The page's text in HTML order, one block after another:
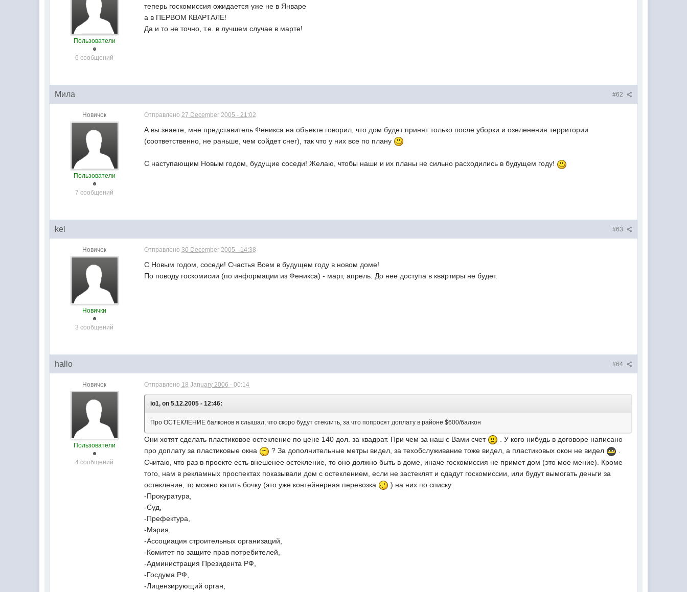
Пользователи
6 сообщений
теперь госкомиссия ожидается уже не в Январе
а в ПЕРВОМ КВАРТАЛЕ!
Да и то не точно, т.е. в лучшем случае в марте!
#62
Мила
Новичок
Пользователи
7 сообщений
Отправлено27 December 2005 - 21:02
А вы знаете, мне представитель Феникса на объекте говорил, что дом будет принят только после уборки и озеленения территории
(соответственно, не раньше, чем сойдет снег), так что у них все по плану
С наступающим Новым годом, будущие соседи! Желаю, чтобы наши и их планы не сильно расходились в будущем году!
#63
kel
Новичок
Новички
3 сообщений
Отправлено30 December 2005 - 14:38
С Новым годом, соседи! Счастья Всем в будущем году в новом доме!
По поводу госкомисии (по информации из Феникса) - март, апрель. До нее доступа в квартиры не будет.
#64
hallo
Новичок
Пользователи
4 сообщений
Отправлено 18 January 2006 - 00:14
io1, on 5.12.2005 - 12:46:
Про ОСТЕКЛЕНИЕ балконов я слышал, что скоро будут стеклить, за что попросят доплату в районе $600/балкон
Они хотят сделать пластиковое остекление по цене 140 дол. за квадрат. При чем за наш с Вами счет
. У кого нибудь в договоре написано
про доплату за пластиковые окна
? За дополнительные метры видел, за техобслуживание тоже видел, а пластиковых окон не видел
.
Считаю, что раз в проекте есть внешенее остекление, то оно должно быть в доме, иначе госкомиссия не примет дом (это мое мение). Кроме
того, нам в рекламных проспектах показывали дом с остеклением, если не застеклят и сдадут госкомиссии, или будут вымогать деньги за
остекление, то можно катить бочку (это уже контейнерная перевозка
) на них по списку:
-Прокуратура,
-Суд,
-Префектура,
-Мэрия,
-Ассоциация строительных организаций,
-Комитет по защите прав потребителей,
-Администрация Президента РФ,
-Госдума РФ,
-Лицензирующий орган,